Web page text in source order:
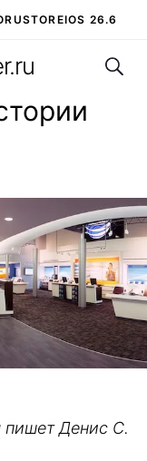
RUSTOREIOS 26.6
ROBLOX
Денис С.